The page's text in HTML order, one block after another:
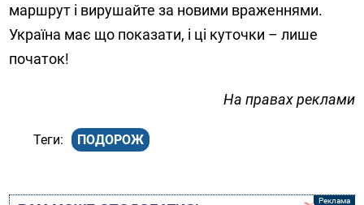
маршрут і вирушайте за новими враженнями.
Україна має що показати, і ці куточки – лише
початок!
На правах реклами
ПОДОРОЖ